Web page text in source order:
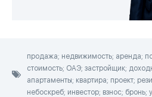
продажа; недвижимость; аренда;
стоимость; ОАЭ; застройщик;
апартаменты; квартира; проект;
небоскреб; инвестор; взнос; бронь;